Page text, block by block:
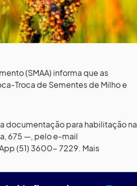
(SMAA) informa que as
Troca de Sementes de Milho e
documentação para habilitação na
675 —, pelo e-mail
(51) 3600- 7229. Mais